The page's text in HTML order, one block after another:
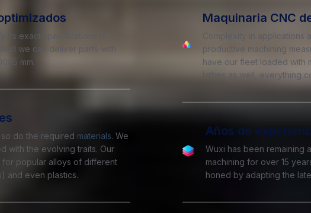
its exact specifications to
we can deliver parts with
mm.
do the required materials. We
with the evolving traits. Our
for popular alloys of different
and even plastics.
Maquinaria CNC
Complexity in applications
productive machining
have our fleet loaded with
lathes as well, everything
Años de
Wuxi has been remaining
machining for over 15
honed by adapting the